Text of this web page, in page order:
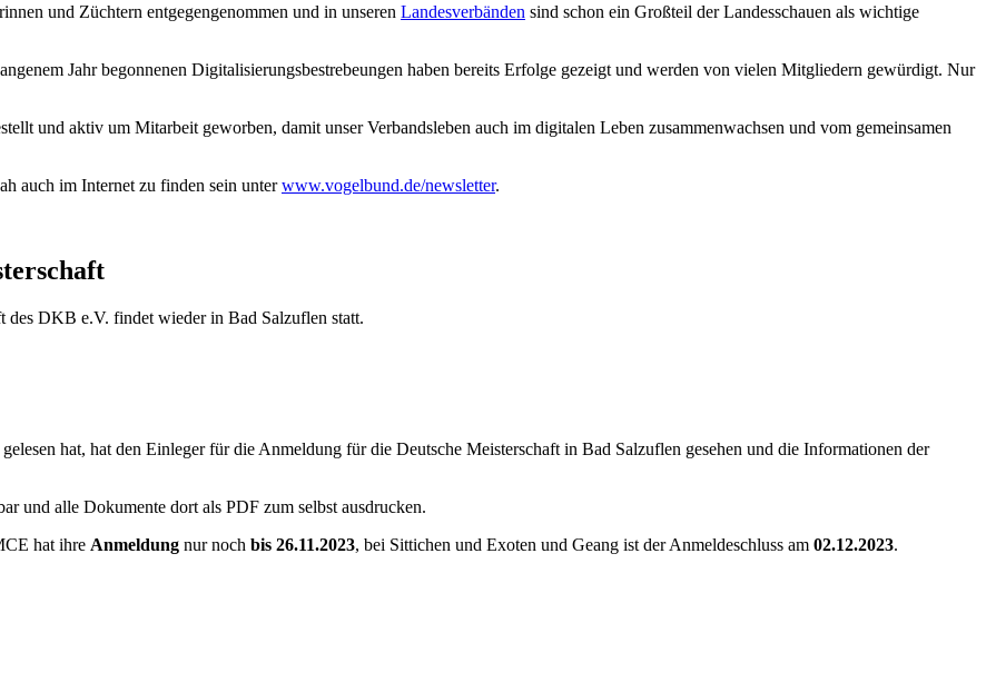
und Züchtern entgegengenommen und in unseren Landesverbänden sind schon ein Großteil der Landesschauen als wichtige
Jahr begonnenen Digitalisierungsbestrebeungen haben bereits Erfolge gezeigt und werden von vielen Mitgliedern gewürdigt. Nur
und aktiv um Mitarbeit geworben, damit unser Verbandsleben auch im digitalen Leben zusammenwachsen und vom gemeinsamen
auch im Internet zu finden sein unterwww.vogelbund.de/newsletter.
des DKB e.V. findet wieder in Bad Salzuflen statt.
gelesen hat, hat den Einleger für die Anmeldung für die Deutsche Meisterschaft in Bad Salzuflen gesehen und die Informationen der
und alle Dokumente dort als PDF zum selbst ausdrucken.
hat ihre Anmeldung nur noch bis 26.11.2023, bei Sittichen und Exoten und Geang ist der Anmeldeschluss am 02.12.2023.